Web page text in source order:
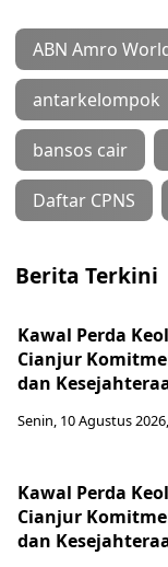
ABN Amro
antarkelompok
bansos cair
Daftar CPNS
Berita Terkini
Kawal Perda
Cianjur
dan
Senin, 10 Agustus
Kawal Perda
Cianjur
dan